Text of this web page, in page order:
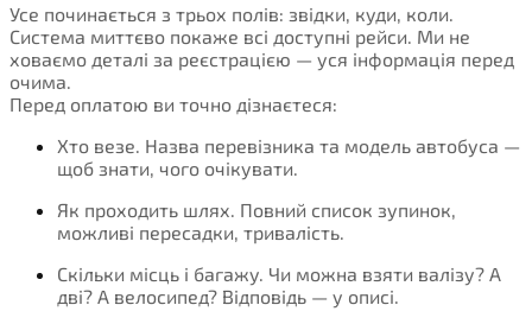
Усе починається з трьох полів: звідки, куди, коли.
Система миттєво покаже всі доступні рейси. Ми не
ховаємо деталі за реєстрацією — уся інформація перед
очима.
Перед оплатою ви точно дізнаєтеся:
Хто везе. Назва перевізника та модель автобуса —
щоб знати, чого очікувати.
Як проходить шлях. Повний список зупинок,
можливі пересадки, тривалість.
Скільки місць і багажу. Чи можна взяти валізу? А
дві? А велосипед? Відповідь — у описі.